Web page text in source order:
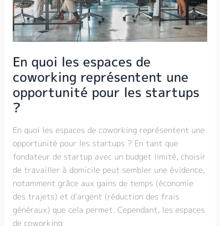
En quoi les espaces de
coworking représentent une
opportunité pour les startups
?
En quoi les espaces de coworking représentent une
opportunité pour les startups ? En tant que
fondateur de startup avec un budget limité, choisir
de travailler à domicile peut sembler une évidence,
notamment grâce aux gains de temps (économie
des trajets) et d’argent (réduction des frais
généraux) que cela permet. Cependant, les espaces
de coworking
coworking
représentent
une
pour
les
startups
?